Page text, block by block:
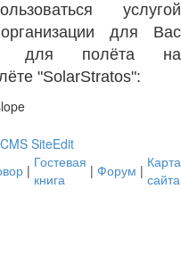
услугой
для Вас
для полёта на
"SolarStratos":
| Гостевая
книга
| Форум | Карта
сайта